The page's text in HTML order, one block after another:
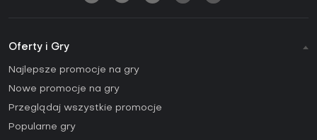
Oferty i Gry
Najlepsze promocje na gry
Nowe promocje na gry
Przeglądaj wszystkie promocje
Popularne gry